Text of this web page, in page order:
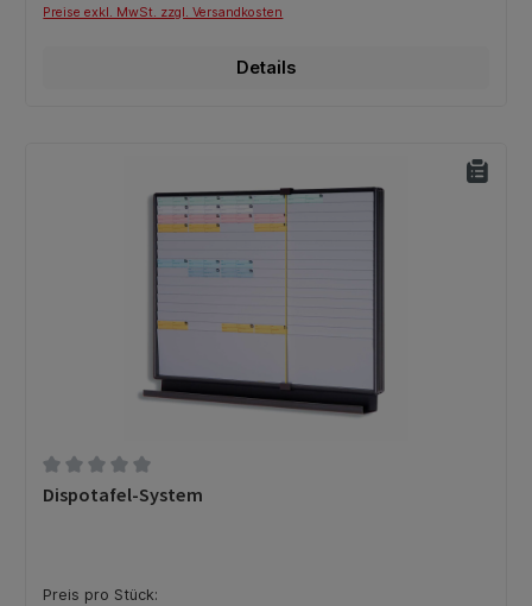
Preise exkl. MwSt. zzgl. Versandkosten
Details
Durchschnittliche Bewertung von 0 von 5 Sternen
Dispotafel-System
Preis pro Stück: